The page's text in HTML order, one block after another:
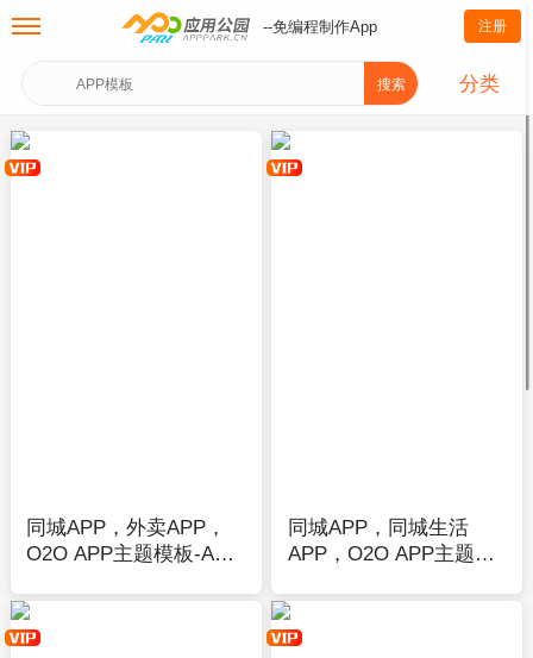
--免编程制作App 注册
搜索 分类
同城APP，外卖APP，
O2O APP主题模板-APP
同城APP，同城生活
APP，O2O APP主题模
用公园